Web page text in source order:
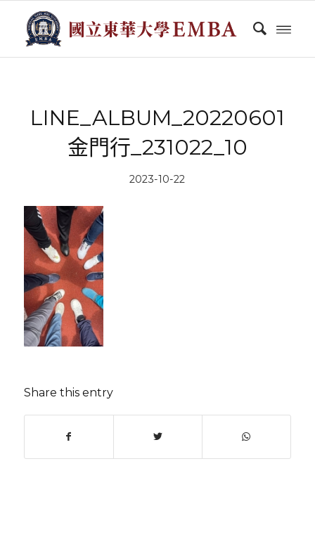
LINE_ALBUM_20220601
金門行_231022_10
2023-10-22
Share this entry